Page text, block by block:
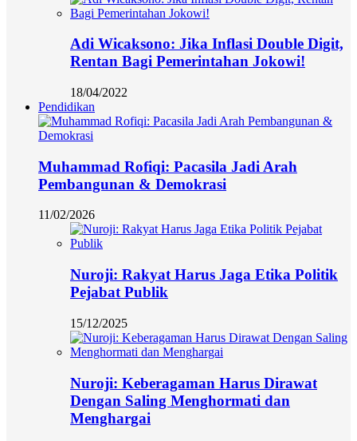
Adi Wicaksono: Jika Inflasi Double Digit,
Rentan Bagi Pemerintahan Jokowi!
18/04/2022
Pendidikan
Muhammad Rofiqi: Pacasila Jadi Arah
Pembangunan & Demokrasi
11/02/2026
Nuroji: Rakyat Harus Jaga Etika Politik
Pejabat Publik
15/12/2025
Nuroji: Keberagaman Harus Dirawat
Dengan Saling Menghormati dan
Menghargai